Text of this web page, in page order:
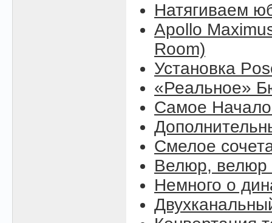
Натягиваем
Apollo
Room)
Установка
«Реальное»
Самое
Смелое
Велюр, велюр
Немного о